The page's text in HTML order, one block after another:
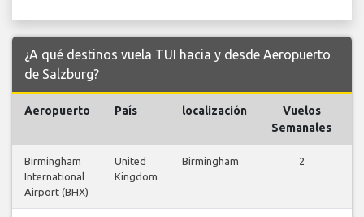
¿A qué destinos vuela TUI hacia y desde Aeropuerto
de Salzburg?
Aeropuerto País localización
Vuelos
Semanales
Birmingham
International
Airport (BHX)
United
Kingdom
Birmingham
2